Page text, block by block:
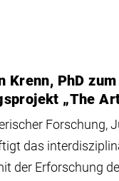
PhD
„The
Forschung,
das
der Erforschung